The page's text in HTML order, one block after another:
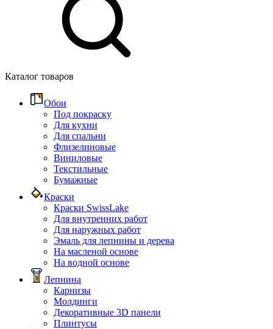
Каталог товаров
Обои
Под покраску
Для кухни
Для спальни
Флизелиновые
Виниловые
Текстильные
Бумажные
Краски
Краски SwissLake
Для внутренних работ
Для наружных работ
Эмаль для лепнины и дерева
На масленой основе
На водной основе
Лепнина
Карнизы
Молдинги
Декоративные 3D панели
Плинтусы